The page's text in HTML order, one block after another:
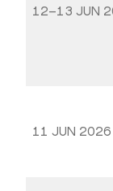
12–13 JUN
11 JUN 2026